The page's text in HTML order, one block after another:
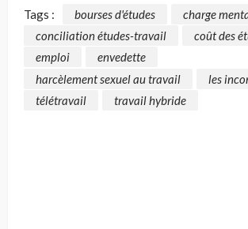
Tags : bourses d'études
charge
conciliation études-travail
coût des
emploi
envedette
harcèlement sexuel au travail
les
télétravail
travail hybride